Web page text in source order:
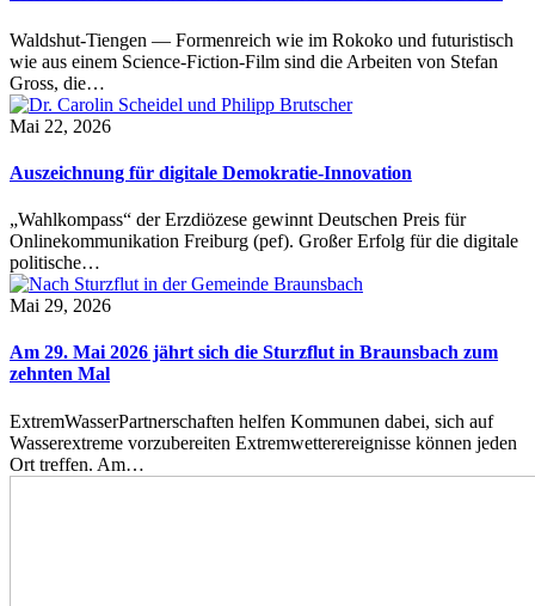
Waldshut-Tiengen — Formenreich wie im Rokoko und futuristisch
wie aus einem Science-Fiction-Film sind die Arbeiten von Stefan
Gross, die…
Mai 22, 2026
Auszeichnung für digitale Demokratie-Innovation
„Wahlkompass“ der Erzdiözese gewinnt Deutschen Preis für
Onlinekommunikation Freiburg (pef). Großer Erfolg für die digitale
politische…
Mai 29, 2026
Am 29. Mai 2026 jährt sich die Sturzflut in Braunsbach zum
zehnten Mal
ExtremWasserPartnerschaften helfen Kommunen dabei, sich auf
Wasserextreme vorzubereiten Extremwetterereignisse können jeden
Ort treffen. Am…